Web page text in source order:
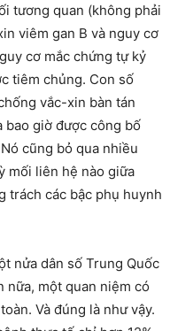
tương quan (không phải
viêm gan B và nguy cơ
cơ mắc chứng tự kỷ
tiêm chủng. Con số
vắc-xin bàn tán
bao giờ được công bố
cũng bỏ qua nhiều
mối liên hệ nào giữa
trách các bậc phụ huynh
nửa dân số Trung Quốc
nữa, một quan niệm có
Và đúng là như vậy.